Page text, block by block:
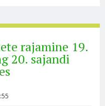
rajamine 19.
20. sajandi